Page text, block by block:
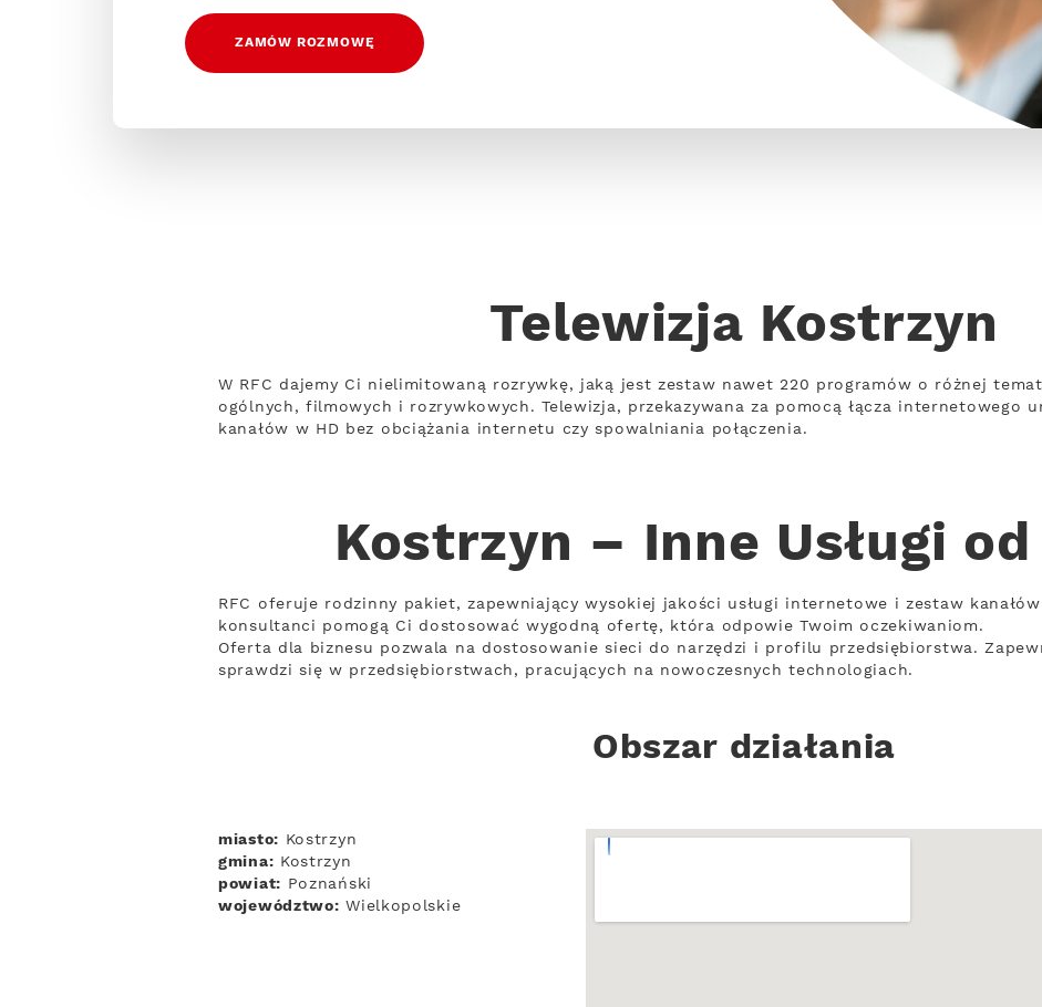
ZAMÓW ROZMOWĘ
Telewizja Kostrzyn
W RFC dajemy Ci nielimitowaną rozrywkę, jaką jest zestaw nawet 220 programów o różnej
ogólnych, filmowych i rozrywkowych. Telewizja, przekazywana za pomocą łącza internetowego
kanałów w HD bez obciążania internetu czy spowalniania połączenia.
Kostrzyn – Inne Usługi od
RFC oferuje rodzinny pakiet, zapewniający wysokiej jakości usługi internetowe i zestaw
konsultanci pomogą Ci dostosować wygodną ofertę, która odpowie Twoim oczekiwaniom.
Oferta dla biznesu pozwala na dostosowanie sieci do narzędzi i profilu przedsiębiorstwa.
sprawdzi się w przedsiębiorstwach, pracujących na nowoczesnych technologiach.
Obszar działania
miasto: Kostrzyn
gmina: Kostrzyn
powiat: Poznański
województwo: Wielkopolskie